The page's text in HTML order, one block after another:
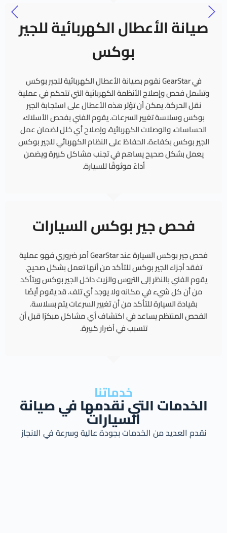
صيانة الأعطال الكهربائية للجير
بوكس
في GearStar نقوم بصيانة الأعطال الكهربائية للجير بوكس
وتشمل فحص وإصلاح الأنظمة الكهربائية التي تتحكم في عملية
نقل الحركة. يمكن أن تؤثر هذه الأعطال على استجابة الجير
بوكس وسلاسة تغيير السرعات. يقوم الفني بفحص الأسلاك،
الحساسات، والوصلات الكهربائية، وإصلاح أي خلل لضمان عمل
الجير بوكس بكفاءة. الحفاظ على النظام الكهربائي للجير بوكس
يعمل بشكل صحيح يساهم في تجنب مشاكل كبيرة ويضمن
أداءً موثوقًا للسيارة.
فحص جير بوكس السيارات
فحص جير بوكس السيارة عند GearStar أمر ضروري فهو عملية
تفقد أجزاء الجير بوكس للتأكد من أنها تعمل بشكل صحيح.
يقوم الفني بالنظر إلى التروس والزيت داخل الجير بوكس ويتأكد
من أن كل شيء في مكانه ولا يوجد أي تلف. قد يقوم أيضًا
بقيادة السيارة للتأكد من أن تغيير السرعات يتم بسلاسة.
الفحص المنتظم يساعد في اكتشاف أي مشاكل مبكرًا قبل أن
تتسبب في أضرار كبيرة.
خدماتنا
الخدمات التي نقدمها في صيانة
السيارات
نقدم العديد من الخدمات بجودة عالية وسرعة في الانجاز